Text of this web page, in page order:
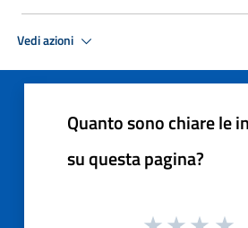
Vedi azioni
Quanto sono chiare le
su questa pagina?